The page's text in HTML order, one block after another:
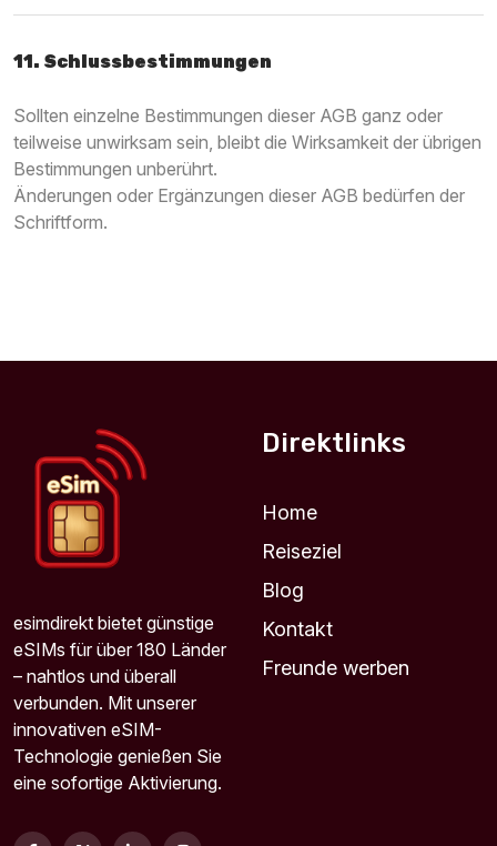
11. Schlussbestimmungen
Sollten einzelne Bestimmungen dieser AGB ganz oder
teilweise unwirksam sein, bleibt die Wirksamkeit der übrigen
Bestimmungen unberührt.
Änderungen oder Ergänzungen dieser AGB bedürfen der
Schriftform.
esimdirekt bietet günstige
eSIMs für über 180 Länder
– nahtlos und überall
verbunden. Mit unserer
innovativen eSIM-
Technologie genießen Sie
eine sofortige Aktivierung.
Direktlinks
Home
Reiseziel
Blog
Kontakt
Freunde werben